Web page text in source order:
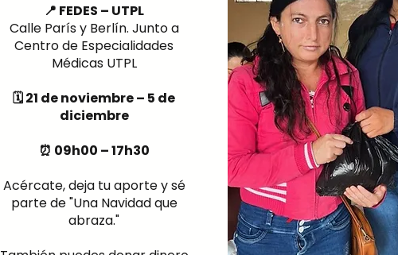
📍 FEDES – UTPL
Calle París y Berlín. Junto a
Centro de Especialidades
Médicas UTPL
🗓 21 de noviembre – 5 de
diciembre
⏰ 09h00 – 17h30
Acércate, deja tu aporte y sé
parte de "Una Navidad que
abraza."